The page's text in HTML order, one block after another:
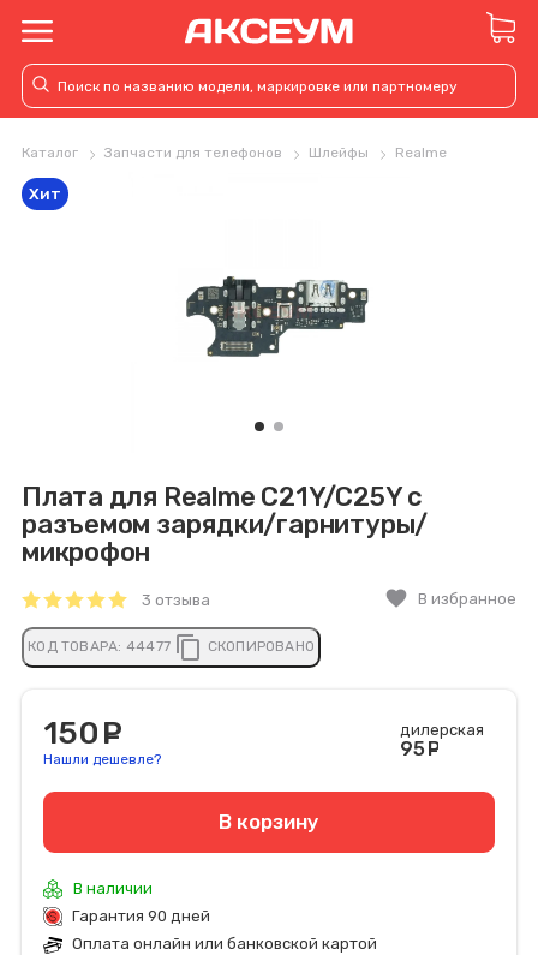
Каталог Запчасти для телефонов Шлейфы Realme
Плата для Realme C21Y/C25Y с
разъемом зарядки/гарнитуры/
микрофон
3 отзыва favorite В избранное
КОД ТОВАРА: 44477 content_copy СКОПИРОВАНО
Хит
150
Нашли дешевле?
дилерская
95
В корзину
В наличии
Гарантия 90 дней
Оплата онлайн или банковской картой